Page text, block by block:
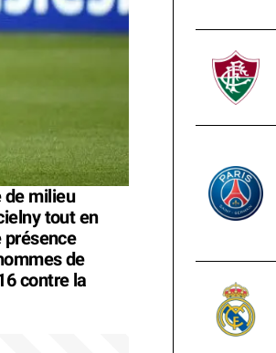
de milieu
tout en
présence
de
contre la